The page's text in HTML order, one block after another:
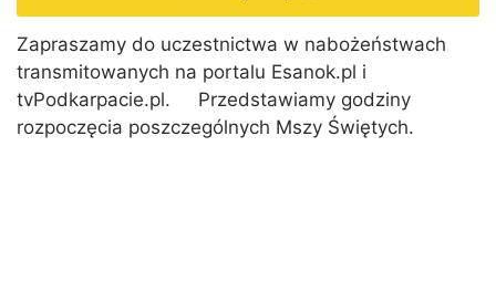
Zapraszamy do uczestnictwa w nabożeństwach
transmitowanych na portalu Esanok.pl i
tvPodkarpacie.pl. Przedstawiamy godziny
rozpoczęcia poszczególnych Mszy Świętych.